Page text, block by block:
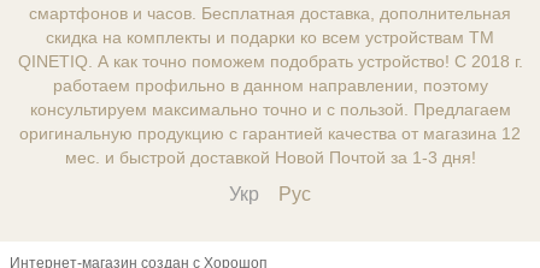
смартфонов и часов. Бесплатная доставка, дополнительная
скидка на комплекты и подарки ко всем устройствам ТМ
QINETIQ. А как точно поможем подобрать устройство! С 2018 г.
работаем профильно в данном направлении, поэтому
консультируем максимально точно и с пользой. Предлагаем
оригинальную продукцию с гарантией качества от магазина 12
мес. и быстрой доставкой Новой Почтой за 1-3 дня!
Укр Рус
Интернет-магазин создан с Хорошоп